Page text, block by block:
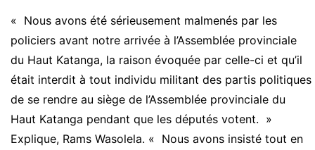
« Nous avons été sérieusement malmenés par les
policiers avant notre arrivée à l’Assemblée provinciale
du Haut Katanga, la raison évoquée par celle-ci et qu’il
était interdit à tout individu militant des partis politiques
de se rendre au siège de l’Assemblée provinciale du
Haut Katanga pendant que les députés votent. »
Explique, Rams Wasolela. « Nous avons insisté tout en